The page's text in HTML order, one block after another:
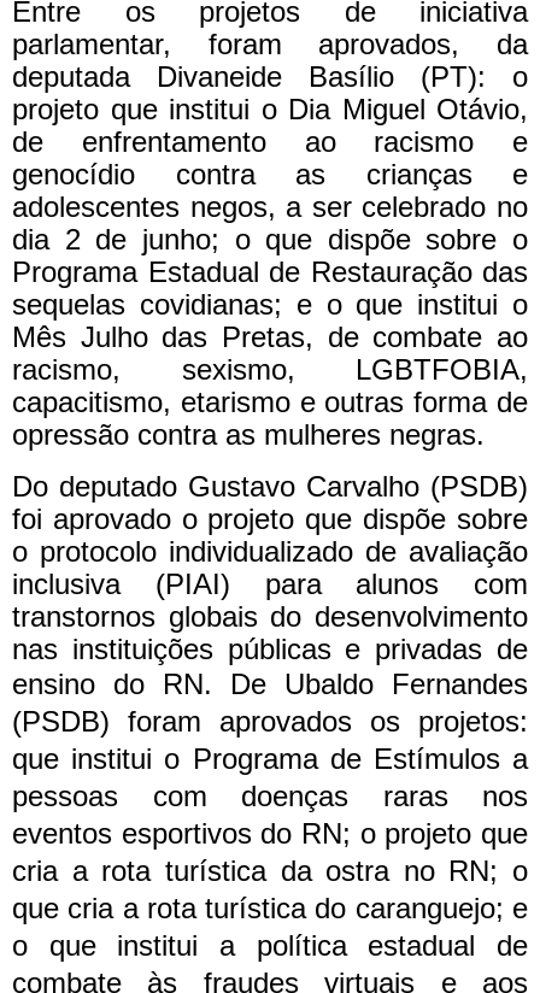
Entre os projetos de iniciativa
parlamentar, foram aprovados, da
deputada Divaneide Basílio (PT): o
projeto que institui o Dia Miguel Otávio,
de enfrentamento ao racismo e
genocídio contra as crianças e
adolescentes negos, a ser celebrado no
dia 2 de junho; o que dispõe sobre o
Programa Estadual de Restauração das
sequelas covidianas; e o que institui o
Mês Julho das Pretas, de combate ao
racismo, sexismo, LGBTFOBIA,
capacitismo, etarismo e outras forma de
opressão contra as mulheres negras.
Do deputado Gustavo Carvalho (PSDB)
foi aprovado o projeto que dispõe sobre
o protocolo individualizado de avaliação
inclusiva (PIAI) para alunos com
transtornos globais do desenvolvimento
nas instituições públicas e privadas de
ensino do RN. De Ubaldo Fernandes
(PSDB) foram aprovados os projetos:
que institui o Programa de Estímulos a
pessoas com doenças raras nos
eventos esportivos do RN; o projeto que
cria a rota turística da ostra no RN; o
que cria a rota turística do caranguejo; e
o que institui a política estadual de
combate às fraudes virtuais e aos